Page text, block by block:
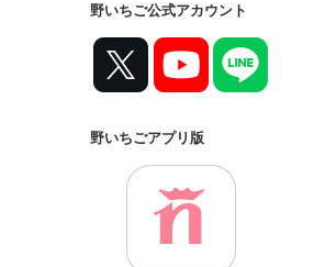
野いちご公式アカウント
野いちごアプリ版